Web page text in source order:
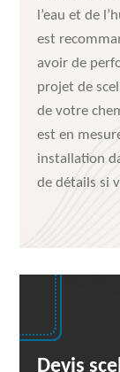
l’eau et de
est
avoir de
projet de
de votre
est en
installation
de détails si
Devis